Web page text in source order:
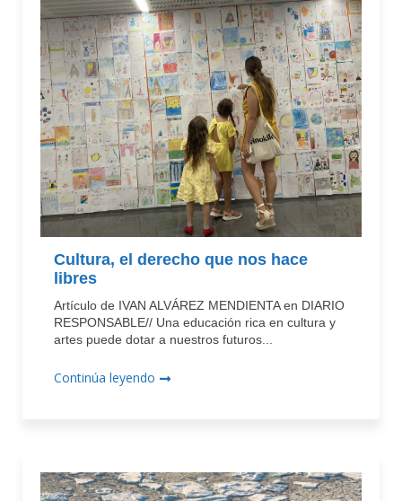
Cultura, el derecho que nos hace
libres
Artículo de IVAN ALVÁREZ MENDIENTA en DIARIO
RESPONSABLE// Una educación rica en cultura y
artes puede dotar a nuestros futuros...
Continúa leyendo